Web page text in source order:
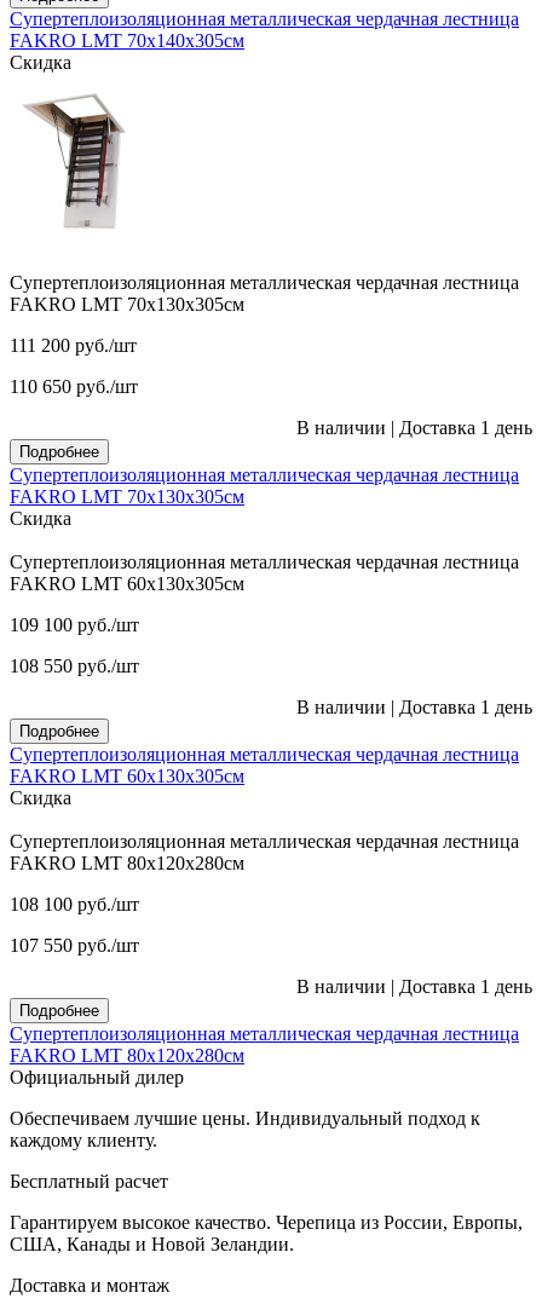
Супертеплоизоляционная металлическая чердачная лестница
FAKRO LMT 70х140х305см
Скидка
Супертеплоизоляционная металлическая чердачная лестница
FAKRO LMT 70х130х305см
111 200 руб./шт
110 650 руб./шт
В наличии | Доставка 1 день
Подробнее
Супертеплоизоляционная металлическая чердачная лестница
FAKRO LMT 70х130х305см
Скидка
Супертеплоизоляционная металлическая чердачная лестница
FAKRO LMT 60х130х305см
109 100 руб./шт
108 550 руб./шт
В наличии | Доставка 1 день
Подробнее
Супертеплоизоляционная металлическая чердачная лестница
FAKRO LMT 60х130х305см
Скидка
Супертеплоизоляционная металлическая чердачная лестница
FAKRO LMT 80х120х280см
108 100 руб./шт
107 550 руб./шт
В наличии | Доставка 1 день
Подробнее
Супертеплоизоляционная металлическая чердачная лестница
FAKRO LMT 80х120х280см
Официальный дилер
Обеспечиваем лучшие цены. Индивидуальный подход к
каждому клиенту.
Бесплатный расчет
Гарантируем высокое качество. Черепица из России, Европы,
США, Канады и Новой Зеландии.
Доставка и монтаж